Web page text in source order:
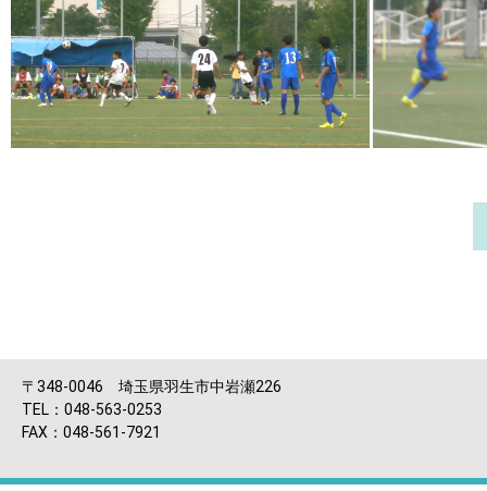
〒348-0046 埼玉県羽生市中岩瀬226
TEL：048-563-0253
FAX：048-561-7921